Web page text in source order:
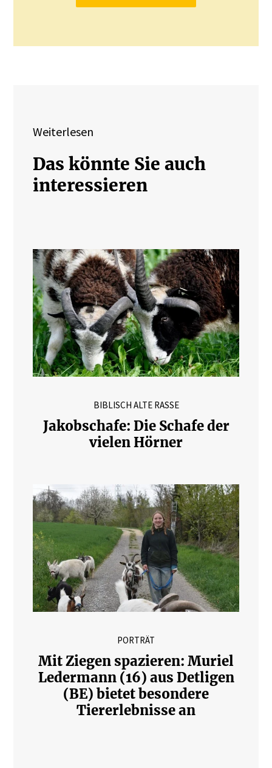
Weiterlesen
Das könnte Sie auch
interessieren
BIBLISCH ALTE RASSE
Jakobschafe: Die Schafe der
vielen Hörner
PORTRÄT
Mit Ziegen spazieren: Muriel
Ledermann (16) aus Detligen
(BE) bietet besondere
Tiererlebnisse an